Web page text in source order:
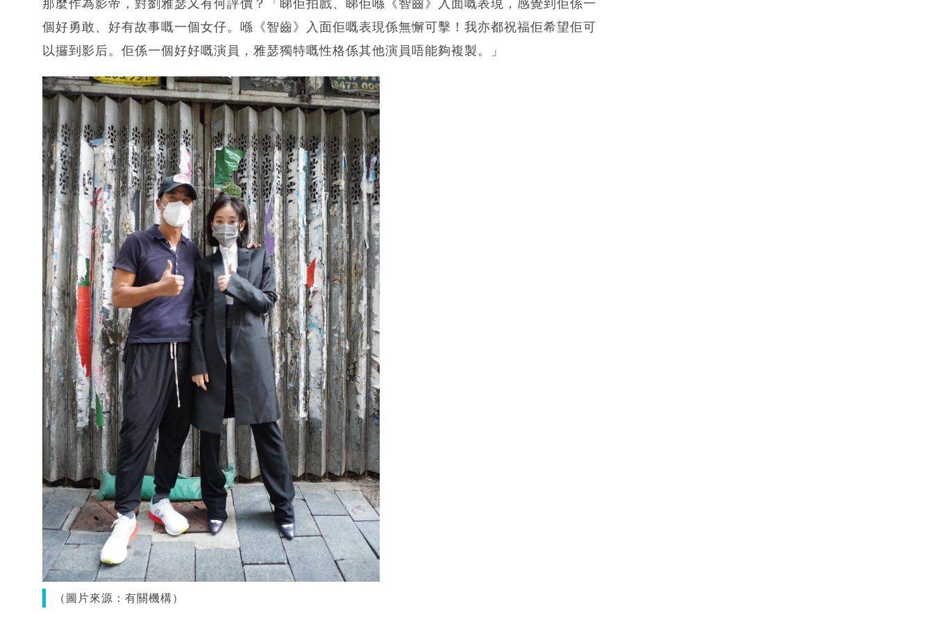
那麼作為影帝，對劉雅瑟又有何評價？「睇佢拍戲、睇佢喺《智齒》入面嘅表現，感覺到佢係一
個好勇敢、好有故事嘅一個女仔。喺《智齒》入面佢嘅表現係無懈可擊！我亦都祝福佢希望佢可
以攞到影后。佢係一個好好嘅演員，雅瑟獨特嘅性格係其他演員唔能夠複製。」
（圖片來源：有關機構）